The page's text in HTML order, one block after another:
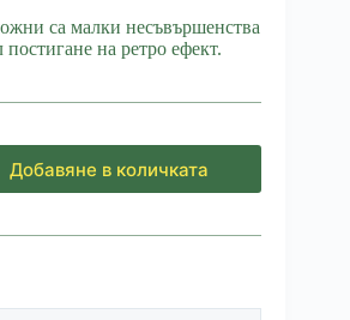
са малки несъвършенства
постигане на ретро ефект.
Добавяне в количката